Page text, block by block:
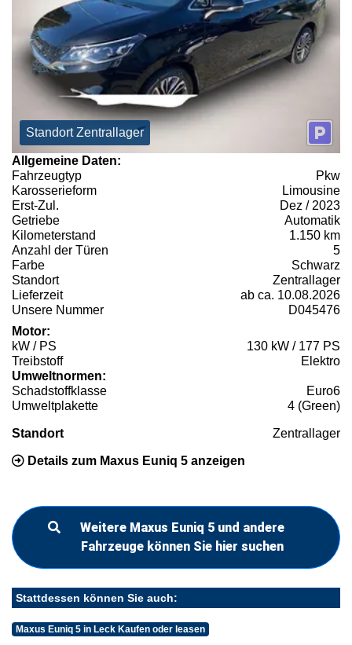
Standort Zentrallager
Allgemeine Daten:
Fahrzeugtyp
Pkw
Karosserieform
Limousine
Erst-Zul.
Dez / 2023
Getriebe
Automatik
Kilometerstand
1.150 km
Anzahl der Türen
5
Farbe
Schwarz
Standort
Zentrallager
Lieferzeit
ab ca. 10.08.2026
Unsere Nummer
D045476
Motor:
kW / PS
130 kW / 177 PS
Treibstoff
Elektro
Umweltnormen:
Schadstoffklasse
Euro6
Umweltplakette
4 (Green)
Standort Zentrallager
Details zum Maxus Euniq 5 anzeigen
Weitere Maxus Euniq 5 und andere
Fahrzeuge können Sie hier suchen
Stattdessen können Sie auch:
Maxus Euniq 5 in Leck Kaufen oder leasen